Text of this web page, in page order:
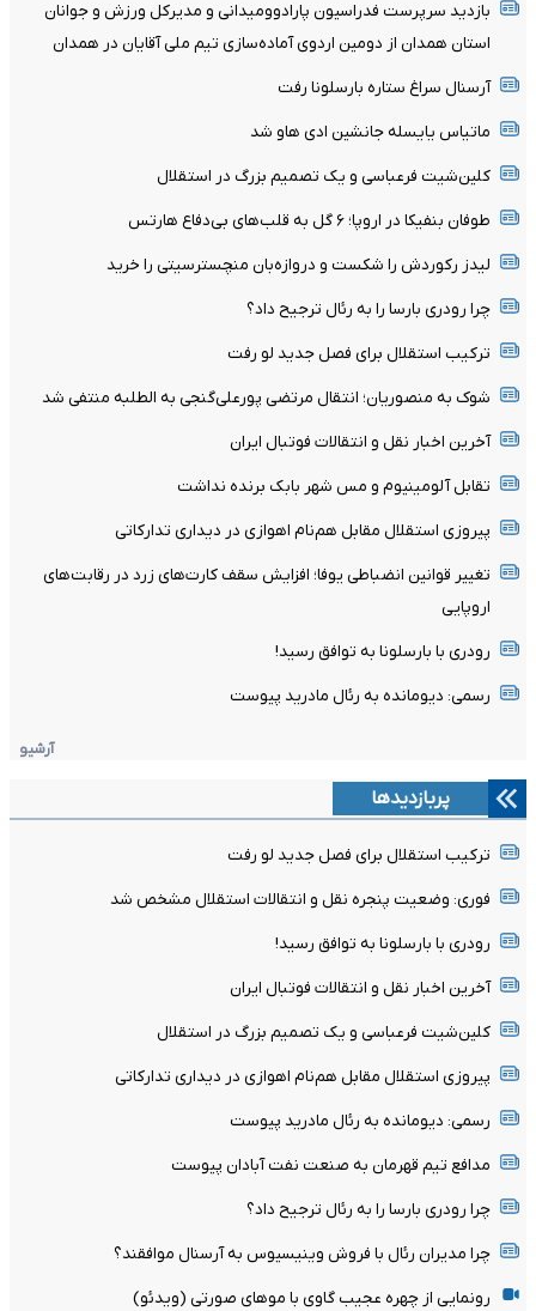
بازدید سرپرست فدراسیون پارادوومیدانی و مدیرکل ورزش و جوانان
استان همدان از دومین اردوی آماده‌سازی تیم ملی آقایان در همدان
آرسنال سراغ ستاره بارسلونا رفت
ماتیاس یایسله جانشین ادی هاو شد
کلین‌شیت فرعباسی و یک تصمیم بزرگ در استقلال
طوفان بنفیکا در اروپا؛ ۶ گل به قلب‌های بی‌دفاع هارتس
لیدز رکوردش را شکست و دروازه‌بان منچسترسیتی را خرید
چرا رودری بارسا را به رئال ترجیح داد؟
ترکیب استقلال برای فصل جدید لو رفت
شوک به منصوریان؛ انتقال مرتضی پورعلی‌گنجی به الطلبه منتفی شد
آخرین اخبار نقل و انتقالات فوتبال ایران
تقابل آلومینیوم و مس شهر بابک برنده نداشت
پیروزی استقلال مقابل هم‌نام اهوازی در دیداری تدارکاتی
تغییر قوانین انضباطی یوفا؛ افزایش سقف کارت‌های زرد در رقابت‌های
اروپایی
رودری با بارسلونا به توافق رسید!
رسمی: دیومانده به رئال مادرید پیوست
آرشیو
پربازدیدها
ترکیب استقلال برای فصل جدید لو رفت
فوری: وضعیت پنجره نقل و انتقالات استقلال مشخص شد
رودری با بارسلونا به توافق رسید!
آخرین اخبار نقل و انتقالات فوتبال ایران
کلین‌شیت فرعباسی و یک تصمیم بزرگ در استقلال
پیروزی استقلال مقابل هم‌نام اهوازی در دیداری تدارکاتی
رسمی: دیومانده به رئال مادرید پیوست
مدافع تیم قهرمان به صنعت نفت آبادان پیوست
چرا رودری بارسا را به رئال ترجیح داد؟
چرا مدیران رئال با فروش وینیسیوس به آرسنال موافقند؟
رونمایی از چهره عجیب گاوی با موهای صورتی (ویدئو)